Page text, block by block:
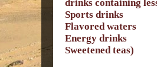
drinks containing
Sports drinks
Flavored waters
Energy drinks
Sweetened teas)